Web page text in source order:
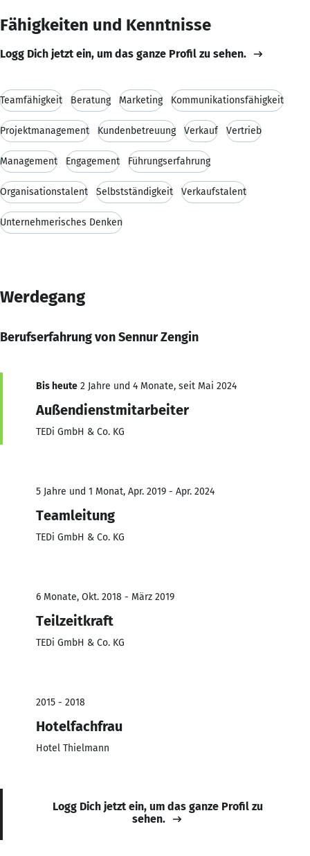
Fähigkeiten und Kenntnisse
Logg Dich jetzt ein, um das ganze Profil zu sehen.
Teamfähigkeit Beratung Marketing Kommunikationsfähigkeit
Projektmanagement Kundenbetreuung Verkauf Vertrieb
Management Engagement Führungserfahrung
Organisationstalent Selbstständigkeit Verkaufstalent
Unternehmerisches Denken
Werdegang
Berufserfahrung von Sennur Zengin
Bis heute 2 Jahre und 4 Monate, seit Mai 2024
Außendienstmitarbeiter
TEDi GmbH & Co. KG
5 Jahre und 1 Monat, Apr. 2019 - Apr. 2024
Teamleitung
TEDi GmbH & Co. KG
6 Monate, Okt. 2018 - März 2019
Teilzeitkraft
TEDi GmbH & Co. KG
2015 - 2018
Hotelfachfrau
Hotel Thielmann
Logg Dich jetzt ein, um das ganze Profil zu
sehen.